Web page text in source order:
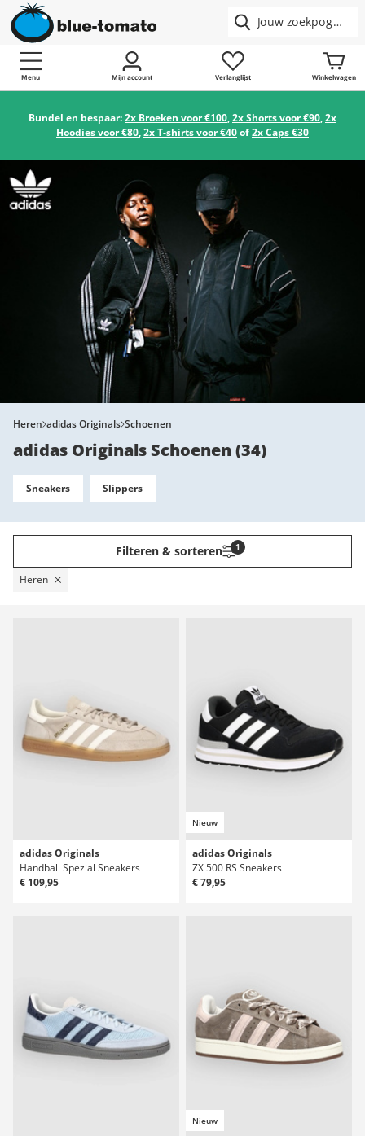
Menu Mijn account Verlanglijst Winkelwagen
Bundel en bespaar:2x Broeken voor €100,2x Shorts voor €90,2x
Hoodies voor €80,2x T-shirts voor €40of2x Caps €30
Heren adidas Originals Schoenen
adidas Originals Schoenen(34)
Sneakers Slippers
Filteren & sorteren 1
Heren
adidas Originals
Handball Spezial Sneakers
€ 109,95
Nieuw
adidas Originals
ZX 500 RS Sneakers
€ 79,95
Nieuw